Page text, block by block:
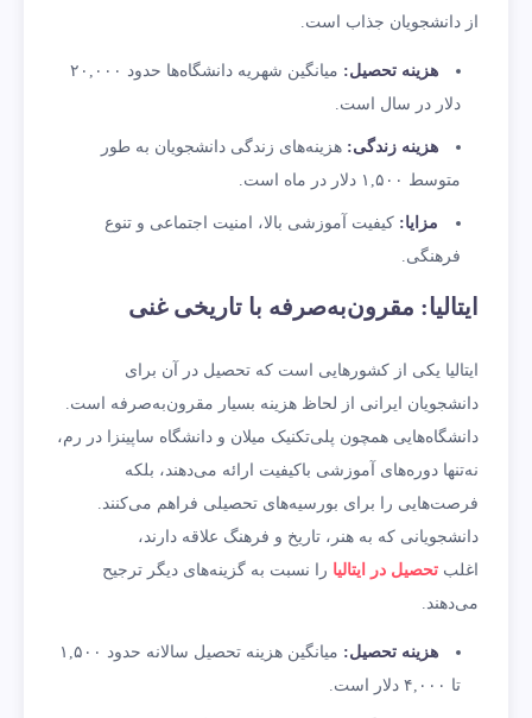
از دانشجویان جذاب است.
هزینه تحصیل:
میانگین شهریه دانشگاه‌ها حدود ۲۰,۰۰۰
دلار در سال است.
هزینه زندگی: هزینه‌های زندگی دانشجویان به طور
متوسط ۱,۵۰۰ دلار در ماه است.
مزایا: کیفیت آموزشی بالا، امنیت اجتماعی و تنوع
فرهنگی.
ایتالیا: مقرون‌به‌صرفه با تاریخی غنی
ایتالیا یکی از کشورهایی است که تحصیل در آن برای
دانشجویان ایرانی از لحاظ هزینه بسیار مقرون‌به‌صرفه است.
دانشگاه‌هایی همچون پلی‌تکنیک میلان و دانشگاه ساپینزا در رم،
نه‌تنها دوره‌های آموزشی باکیفیت ارائه می‌دهند، بلکه
فرصت‌هایی را برای بورسیه‌های تحصیلی فراهم می‌کنند.
دانشجویانی که به هنر، تاریخ و فرهنگ علاقه دارند،
اغلب تحصیل در ایتالیا را نسبت به گزینه‌های دیگر ترجیح
می‌دهند.
هزینه تحصیل:
میانگین هزینه تحصیل سالانه حدود ۱,۵۰۰
تا ۴,۰۰۰ دلار است.